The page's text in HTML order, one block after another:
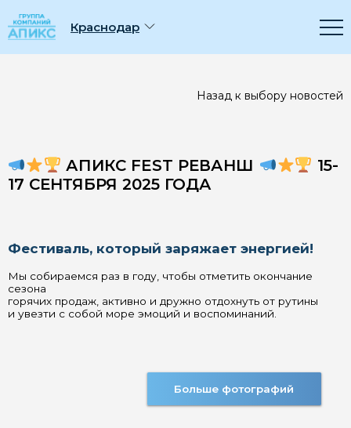
Краснодар
Компания
Где купить
Назад к выбору новостей
АПИКС FEST РЕВАНШ
15-
17 СЕНТЯБРЯ 2025 ГОДА
Фестиваль, который заряжает энергией!
Мы собираемся раз в году, чтобы отметить окончание
сезона
горячих продаж, активно и дружно отдохнуть от рутины
и увезти с собой море эмоций и воспоминаний.
Больше фотографий